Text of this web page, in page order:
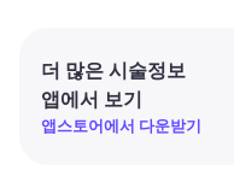
더 많은 시술정보
앱에서 보기
앱스토어에서 다운받기